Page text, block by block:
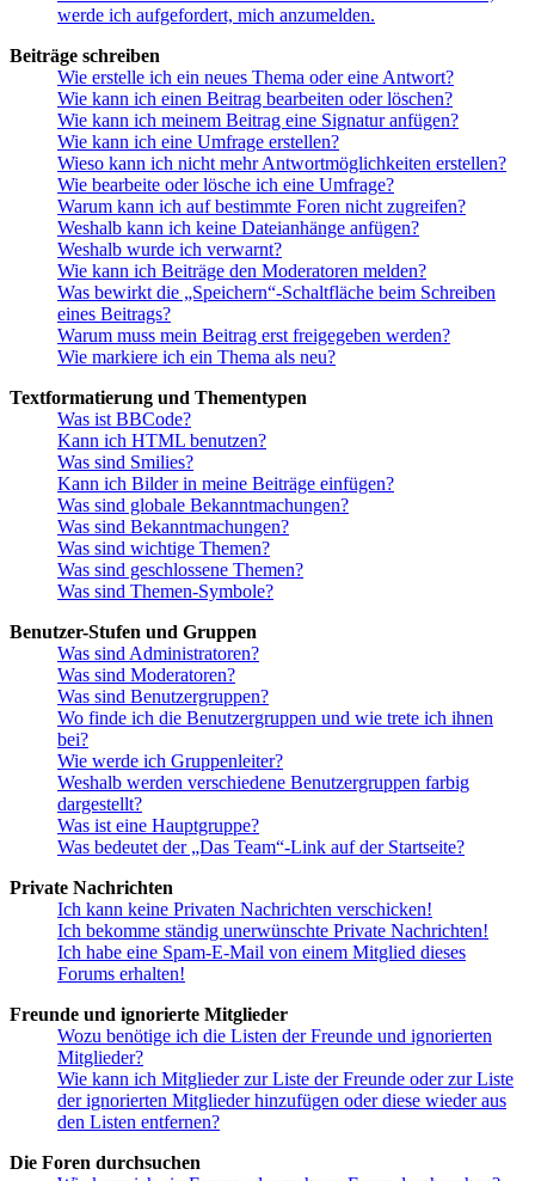
werde ich aufgefordert, mich anzumelden.
Beiträge schreiben
Wie erstelle ich ein neues Thema oder eine Antwort?
Wie kann ich einen Beitrag bearbeiten oder löschen?
Wie kann ich meinem Beitrag eine Signatur anfügen?
Wie kann ich eine Umfrage erstellen?
Wieso kann ich nicht mehr Antwortmöglichkeiten erstellen?
Wie bearbeite oder lösche ich eine Umfrage?
Warum kann ich auf bestimmte Foren nicht zugreifen?
Weshalb kann ich keine Dateianhänge anfügen?
Weshalb wurde ich verwarnt?
Wie kann ich Beiträge den Moderatoren melden?
Was bewirkt die „Speichern“-Schaltfläche beim Schreiben
eines Beitrags?
Warum muss mein Beitrag erst freigegeben werden?
Wie markiere ich ein Thema als neu?
Textformatierung und Thementypen
Was ist BBCode?
Kann ich HTML benutzen?
Was sind Smilies?
Kann ich Bilder in meine Beiträge einfügen?
Was sind globale Bekanntmachungen?
Was sind Bekanntmachungen?
Was sind wichtige Themen?
Was sind geschlossene Themen?
Was sind Themen-Symbole?
Benutzer-Stufen und Gruppen
Was sind Administratoren?
Was sind Moderatoren?
Was sind Benutzergruppen?
Wo finde ich die Benutzergruppen und wie trete ich ihnen
bei?
Wie werde ich Gruppenleiter?
Weshalb werden verschiedene Benutzergruppen farbig
dargestellt?
Was ist eine Hauptgruppe?
Was bedeutet der „Das Team“-Link auf der Startseite?
Private Nachrichten
Ich kann keine Privaten Nachrichten verschicken!
Ich bekomme ständig unerwünschte Private Nachrichten!
Ich habe eine Spam-E-Mail von einem Mitglied dieses
Forums erhalten!
Freunde und ignorierte Mitglieder
Wozu benötige ich die Listen der Freunde und ignorierten
Mitglieder?
Wie kann ich Mitglieder zur Liste der Freunde oder zur Liste
der ignorierten Mitglieder hinzufügen oder diese wieder aus
den Listen entfernen?
Die Foren durchsuchen